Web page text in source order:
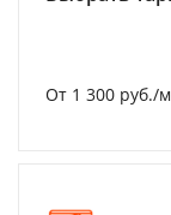
От 1 300 руб./